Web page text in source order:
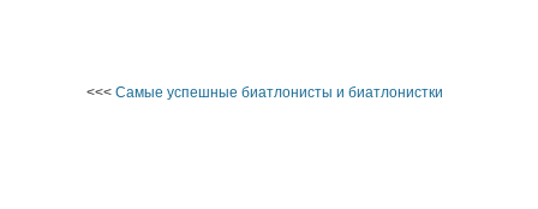
<<< Самые успешные биатлонисты и биатлонистки